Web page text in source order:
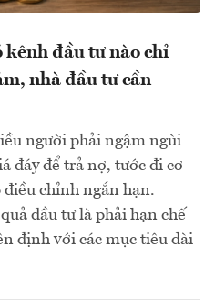
kênh đầu tư nào chỉ
nhà đầu tư cần
người phải ngậm ngùi
đáy để trả nợ, tước đi cơ
chỉnh ngắn hạn.
đầu tư là phải hạn chế
định với các mục tiêu dài